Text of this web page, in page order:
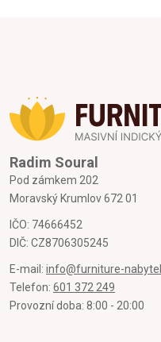
Radim Soural
Pod zámkem 202
Moravský Krumlov 672 01
IČO: 74666452
DIČ: CZ8706305245
E-mail: info@furniture-
Telefon: 601 372 249
Provozní doba: 8:00 - 20:00